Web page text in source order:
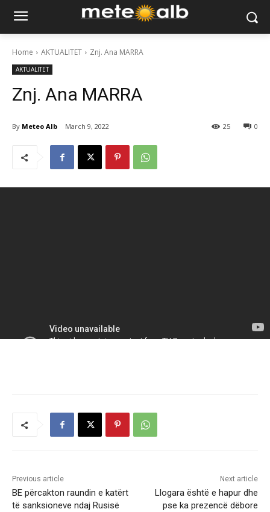
Home AKTUALITET Znj. Ana MARRA
AKTUALITET
Znj. Ana MARRA
By Meteo Alb March 9, 2022 0
25
Previous article
BE përcakton raundin e katërt
të sanksioneve ndaj Rusisë
Next article
Llogara është e hapur dhe
pse ka prezencë dëbore